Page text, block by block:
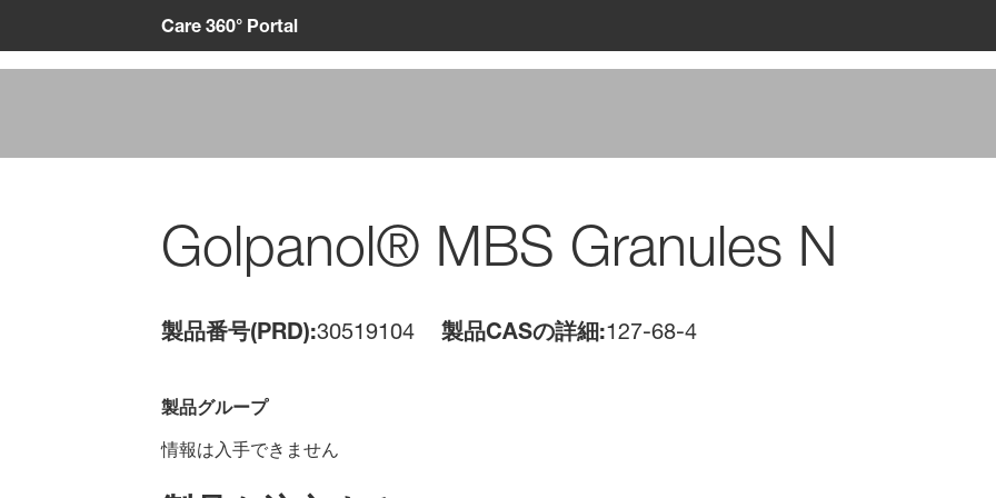
Care 360° Portal
Golpanol® MBS Granules N
製品番号(PRD):30519104 製品CASの詳細:127-68-4
製品グループ
情報は入手できません